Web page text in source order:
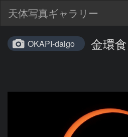
天体写真ギャラリー
OKAPI-daigo 金環食